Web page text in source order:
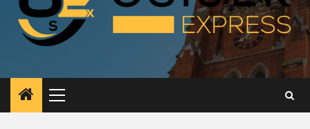
Primary
Menu